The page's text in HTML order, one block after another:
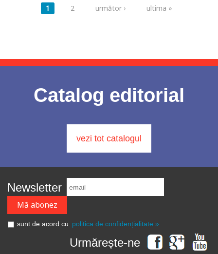
Pagini1 2 următor › ultima »
Catalog editorial
vezi tot catalogul
Newsletter
sunt de acord cu politica de confidențialitate »
Urmărește-ne